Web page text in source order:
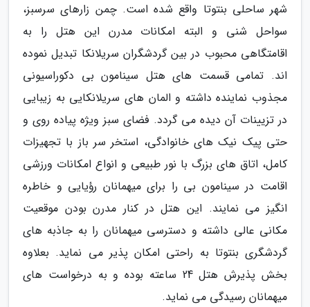
شهر ساحلی بنتوتا واقع شده است. چمن زارهای سرسبز،
سواحل شنی و البته امکانات مدرن این هتل را به
اقامتگاهی محبوب در بین گردشگران سریلانکا تبدیل نموده
اند. تمامی قسمت های هتل سینامون بی دکوراسیونی
مجذوب نماینده داشته و المان های سریلانکایی به زیبایی
در تزیینات آن دیده می گردد. فضای سبز ویژه پیاده روی و
حتی پیک نیک های خانوادگی، استخر سر باز با تجهیزات
کامل، اتاق های بزرگ با نور طبیعی و انواع امکانات ورزشی
اقامت در سینامون بی را برای میهمانان رؤیایی و خاطره
انگیز می نمایند. این هتل در کنار مدرن بودن موقعیت
مکانی عالی داشته و دسترسی میهمانان را به جاذبه های
گردشگری بنتوتا به راحتی امکان پذیر می نماید. بعلاوه
بخش پذیرش هتل 24 ساعته بوده و به درخواست های
میهمانان رسیدگی می نماید.